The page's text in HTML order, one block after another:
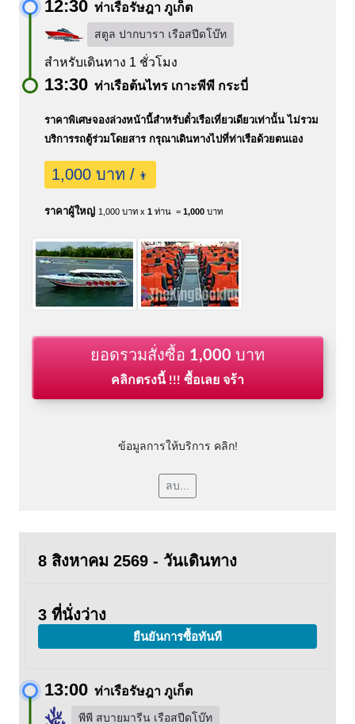
12:30 ท่าเรือรัษฎา ภูเก็ต
สตูล ปากบารา เรือสปีดโบ๊ท
สำหรับเดินทาง 1 ชั่วโมง
13:30 ท่าเรือต้นไทร เกาะพีพี กระบี่
ราคาพิเศษจองล่วงหน้านี้สำหรับตั๋วเรือเที่ยวเดียวเท่านั้น ไม่รวม
บริการรถตู้ร่วมโดยสาร กรุณาเดินทางไปที่ท่าเรือด้วยตนเอง
1,000 บาท / 👨
ราคาผู้ใหญ่ 1,000 บาท x 1 ท่าน = 1,000 บาท
ยอดรวมสั่งซื้อ 1,000 บาท
คลิกตรงนี้ !!! ซื้อเลย จร้า
ข้อมูลการให้บริการ คลิก!
ลบ...
8 สิงหาคม 2569 - วันเดินทาง
3 ที่นั่งว่าง
ยืนยันการซื้อทันที
13:00 ท่าเรือรัษฎา ภูเก็ต
พีพี สบายมารีน เรือสปีดโบ๊ท